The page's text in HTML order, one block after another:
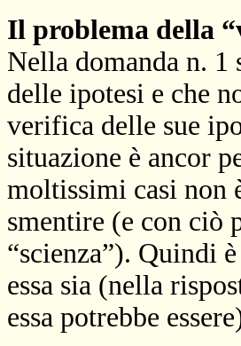
Il problema della
Nella domanda n. 1
delle ipotesi e che
verifica delle sue
situazione è ancor
moltissimi casi non
smentire (e con ciò
“scienza”). Quindi
essa sia (nella
essa potrebbe